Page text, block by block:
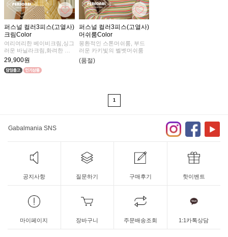
퍼스널 컬러3피스(고열사)
크림Color
여리여리한 베이비크림,싱그
러운 바닐라크림,화려한 느
낌의 골드크림
29,900원
퍼스널 컬러3피스(고열사)
머쉬룸Color
몽환적인 스톤머쉬룸, 부드
러운 카키빛의 벨벳머쉬룸
(품절)
1
Gabalmania SNS
공지사항 질문하기 구매후기 핫이벤트
마이페이지 장바구니 주문배송조회 1:1카톡상담